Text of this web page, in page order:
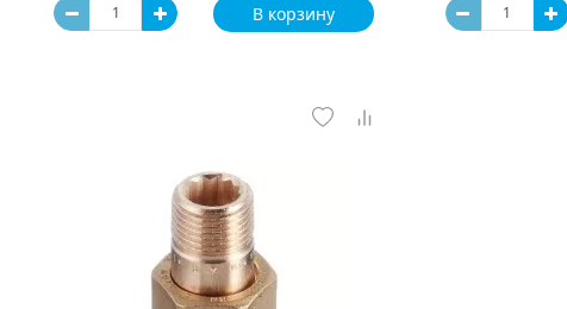
В корзину